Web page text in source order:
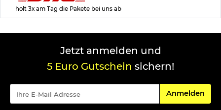
holt 3x am Tag die Pakete bei uns ab
Jetzt anmelden und
5 Euro Gutschein sichern!
Für den
Anmelden